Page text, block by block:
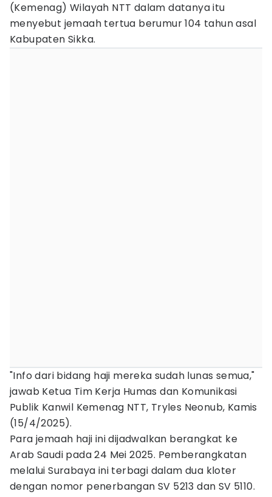
(Kemenag) Wilayah NTT dalam datanya itu
menyebut jemaah tertua berumur 104 tahun asal
Kabupaten Sikka.
"Info dari bidang haji mereka sudah lunas semua,"
jawab Ketua Tim Kerja Humas dan Komunikasi
Publik Kanwil Kemenag NTT, Tryles Neonub, Kamis
(15/4/2025).
Para jemaah haji ini dijadwalkan berangkat ke
Arab Saudi pada 24 Mei 2025. Pemberangkatan
melalui Surabaya ini terbagi dalam dua kloter
dengan nomor penerbangan SV 5213 dan SV 5110.